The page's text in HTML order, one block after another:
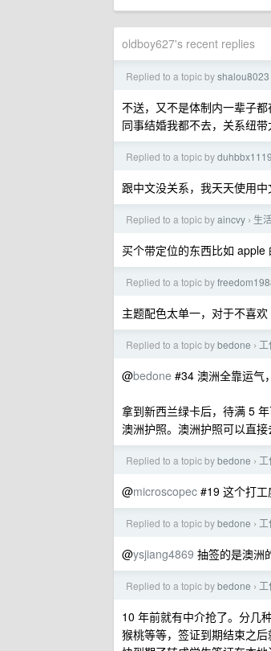
oldboy627's recent replies
Replied to a topic byshalou8023
不送，又不是体制内一辈子
同事结婚我都不去，关系纽带
Replied to a topic byduhbbx1119
跟中文没关系，我天天使用中
Replied to a topic byaincvy › 生
买个带定位的东西比如
Replied to a topic by
主题配色太单一，对于不喜
Replied to a topic bybedone ›
@bedone #34 澳洲全靠运气
拿到新西兰绿卡后，待满 5
澳洲护照。澳洲护照可以直
Replied to a topic bybedone ›
@microscopec #19 这个打工
Replied to a topic bybedone ›
@ysjiang4869 抽签的是澳洲
Replied to a topic bybedone ›
10 年前就有中介抢了。分几
猴桃等等，签证到期结束之